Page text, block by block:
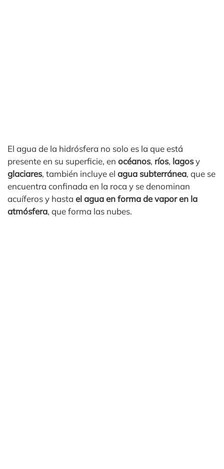
El agua de la hidrósfera no solo es la que está
presente en su superficie, en océanos, ríos, lagosy
glaciares, también incluye el agua subterránea, que se
encuentra confinada en la roca y se denominan
acuíferos y hasta el agua en forma de vapor en la
atmósfera, que forma las nubes.